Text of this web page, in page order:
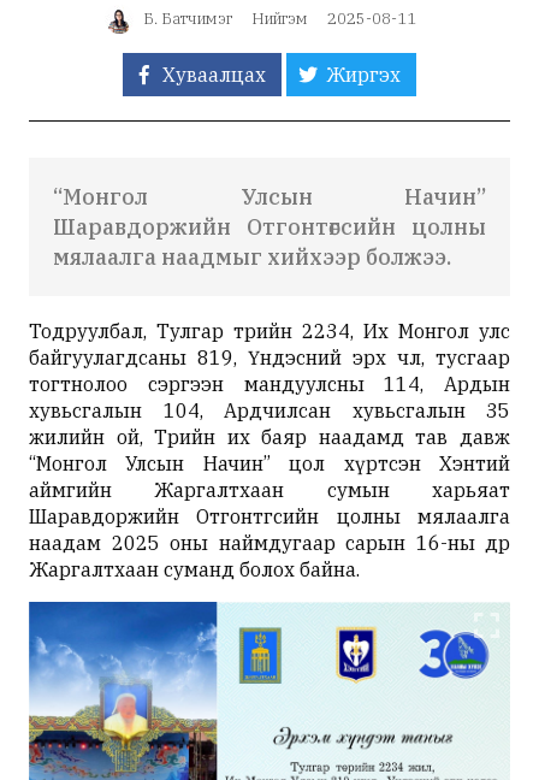
Б. Батчимэг Нийгэм 2025-08-11
Хуваалцах Жиргэх
“Монгол Улсын Начин”
Шаравдоржийн Отгонтөгсийн цолны
мялаалга наадмыг хийхээр болжээ.
Тодруулбал, Тулгар төрийн 2234, Их Монгол улс
байгуулагдсаны 819, Үндэсний эрх чөлөө, тусгаар
тогтнолоо сэргээн мандуулсны 114, Ардын
хувьсгалын 104, Ардчилсан хувьсгалын 35
жилийн ой, Төрийн их баяр наадамд тав давж
“Монгол Улсын Начин” цол хүртсэн Хэнтий
аймгийн Жаргалтхаан сумын харьяат
Шаравдоржийн Отгонтөгсийн цолны мялаалга
наадам 2025 оны наймдугаар сарын 16-ны өдөр
Жаргалтхаан суманд болох байна.